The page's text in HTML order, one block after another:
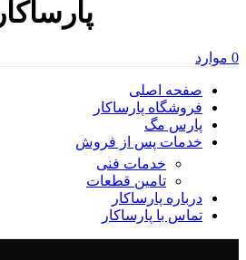
پارساکار
0 موارد
صفحه اصلی
فروشگاه پارساکار
پارس مگ
خدمات پس از فروش
خدمات فنی
تامین قطعات
درباره پارساکار
تماس با پارساکار